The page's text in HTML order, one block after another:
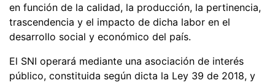
en función de la calidad, la producción, la pertinencia,
trascendencia y el impacto de dicha labor en el
desarrollo social y económico del país.
El SNI operará mediante una asociación de interés
público, constituida según dicta la Ley 39 de 2018, y